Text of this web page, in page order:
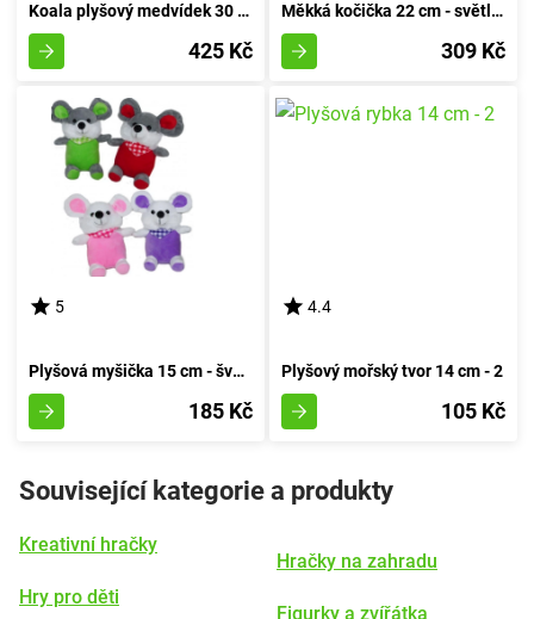
Koala plyšový medvídek 30 cm
425 Kč
Měkká kočička 22 cm - světlá barva
309 Kč
5
Plyšová myšička 15 cm - švestková
185 Kč
4.4
Plyšový mořský tvor 14 cm - 2
105 Kč
Související kategorie a produkty
Kreativní hračky
Hry pro děti
Hračky na zahradu
Figurky a zvířátka